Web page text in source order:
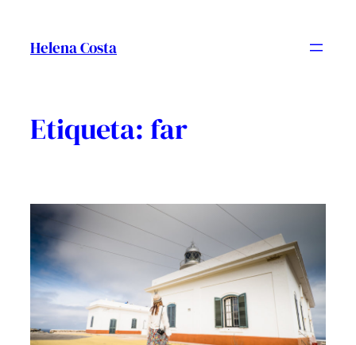
contingut
Helena Costa
Etiqueta: far